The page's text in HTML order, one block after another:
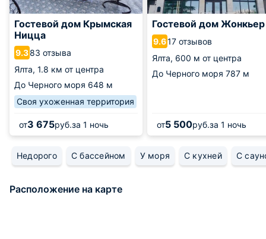
Гостевой дом Крымская
Ницца
9.383 отзыва
Ялта, 1.8 км от центра
До Черного моря 648 м
Своя ухоженная территория
от3 675руб.за 1 ночь
Гостевой дом Жонкьер
9.617 отзывов
Ялта, 600 м от центра
До Черного моря 787 м
от5 500руб.за 1 ночь
Недорого С бассейном У моря С кухней С
Расположение на карте